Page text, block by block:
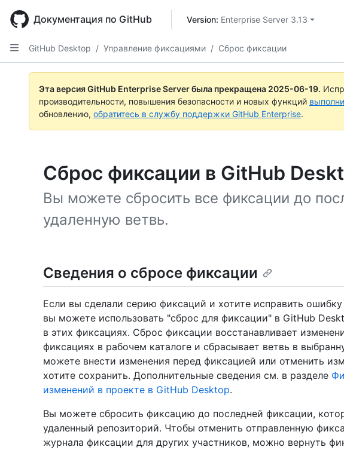
main
content
Документация по GitHub Version: Enterprise Server 3.13
GitHub Desktop / Управление фиксациями / Сброс фиксации
Эта версия GitHub Enterprise Server была прекращена 2025-06-19.
производительности, повышения безопасности и новых функций
обновлению, обратитесь в службу поддержки GitHub Enterprise.
Сброс фиксации в GitHub
Вы можете сбросить все фиксации до
удаленную ветвь.
Сведения о сбросе фиксации
Если вы сделали серию фиксаций и хотите исправить
вы можете использовать "сброс для фиксации" в GitHub
в этих фиксациях. Сброс фиксации восстанавливает
фиксациях в рабочем каталоге и сбрасывает ветвь в
можете внести изменения перед фиксацией или отменить
хотите сохранить. Дополнительные сведения см. в разделе
изменений в проекте в GitHub Desktop.
Вы можете сбросить фиксацию до последней фиксации,
удаленный репозиторий. Чтобы отменить отправленную
журнала фиксации для других участников, можно вернуть